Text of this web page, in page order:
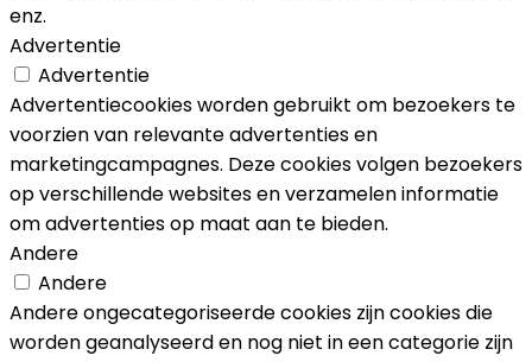
enz.
Advertentie
Advertentie
Advertentiecookies worden gebruikt om bezoekers te
voorzien van relevante advertenties en
marketingcampagnes. Deze cookies volgen bezoekers
op verschillende websites en verzamelen informatie
om advertenties op maat aan te bieden.
Andere
Andere
Andere ongecategoriseerde cookies zijn cookies die
worden geanalyseerd en nog niet in een categorie zijn